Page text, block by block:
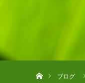
ブログ